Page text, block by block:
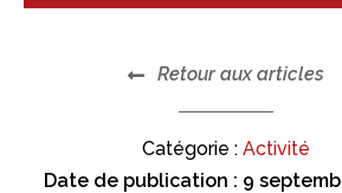
Retour aux articles
Catégorie : Activité
Date de publication : 9